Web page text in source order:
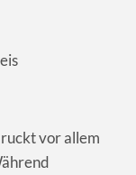
vor allem